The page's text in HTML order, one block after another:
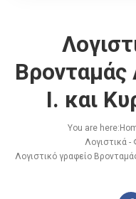
Search
Βρονταμάς
Ι. και
You are here:
Λογιστικά -
Λογιστικό γραφείο